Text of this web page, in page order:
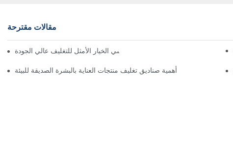
مقالات مقترحة
لماذا تُعدّ الصناديق ذات الإغلاق المغناطيسي الخيار الأمثل للتغليف عالي الجودة
أهمية صناديق تغليف منتجات العناية بالبشرة الصديقة للبيئة